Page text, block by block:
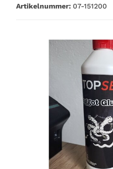
Artikelnummer: 07-151200